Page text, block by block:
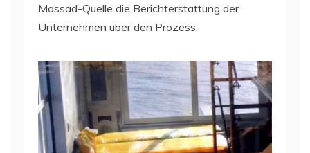
Mossad-Quelle die Berichterstattung der
Unternehmen über den Prozess.